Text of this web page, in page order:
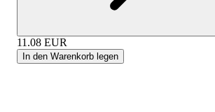
11.08 EUR
In den Warenkorb legen